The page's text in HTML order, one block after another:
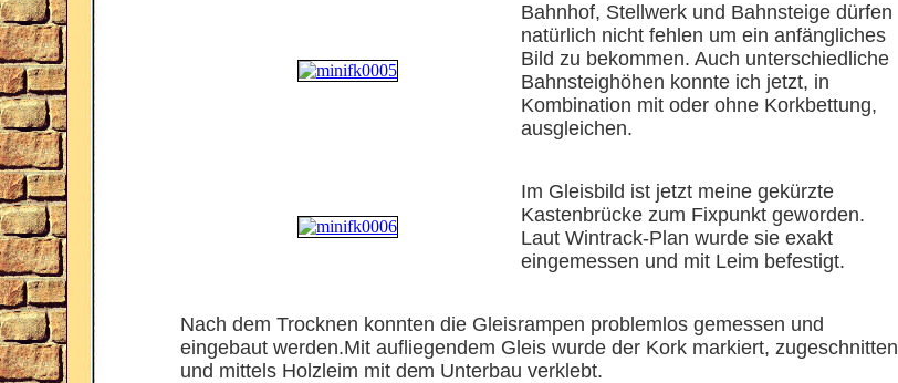
Bahnhof, Stellwerk und Bahnsteige dürfen
natürlich nicht fehlen um ein anfängliches
Bild zu bekommen. Auch unterschiedliche
Bahnsteighöhen konnte ich jetzt, in
Kombination mit oder ohne Korkbettung,
ausgleichen.
Im Gleisbild ist jetzt meine gekürzte
Kastenbrücke zum Fixpunkt geworden.
Laut Wintrack-Plan wurde sie exakt
eingemessen und mit Leim befestigt.
Nach dem Trocknen konnten die Gleisrampen problemlos gemessen und
eingebaut werden.Mit aufliegendem Gleis wurde der Kork markiert, zugeschnitten
und mittels Holzleim mit dem Unterbau verklebt.